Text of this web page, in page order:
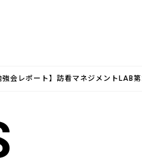
強会レポート】訪看マネジメントLAB